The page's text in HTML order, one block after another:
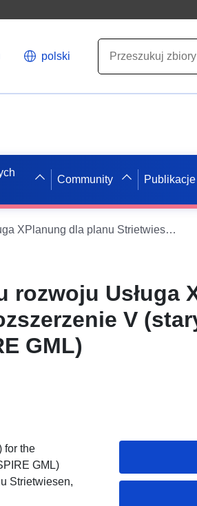
polski
Community Publikacje
Usługa INSPIRE dla planu rozwoju Usługa XPlanung dla planu Strietwiesen, rozszerzenie V (stary) (XPlanGML 5.0.1) (INSPIRE GML)
rozwoju Usługa
V
GML)
for the
GML)
Strietwiesen,